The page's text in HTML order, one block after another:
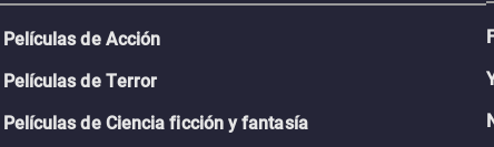
Películas de Acción
Películas de Terror
Películas de Ciencia ficción y fantasía